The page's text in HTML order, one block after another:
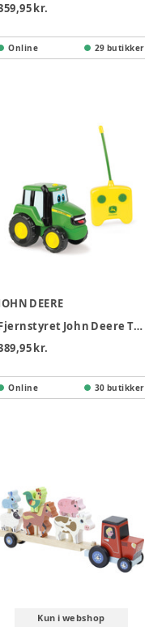
kr.
Online 29 butikker
DEERE
Fjernstyret John Deere Traktor
kr.
Online 30 butikker
Kun i webshop